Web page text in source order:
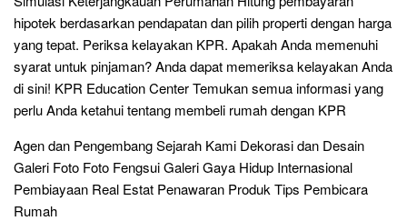
hipotek berdasarkan pendapatan dan pilih properti dengan harga
yang tepat. Periksa kelayakan KPR. Apakah Anda memenuhi
syarat untuk pinjaman? Anda dapat memeriksa kelayakan Anda
di sini! KPR Education Center Temukan semua informasi yang
perlu Anda ketahui tentang membeli rumah dengan KPR
Agen dan Pengembang Sejarah Kami Dekorasi dan Desain
Galeri Foto Foto Fengsui Galeri Gaya Hidup Internasional
Pembiayaan Real Estat Penawaran Produk Tips Pembicara
Rumah